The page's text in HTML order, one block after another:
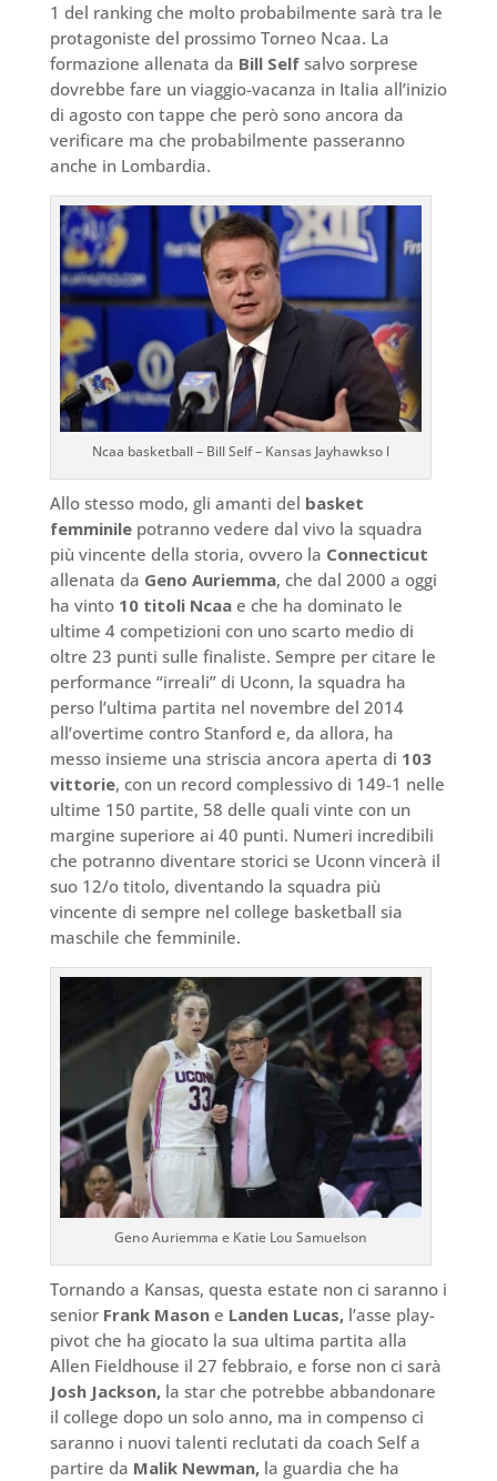
1 del ranking che molto probabilmente sarà tra le
protagoniste del prossimo Torneo Ncaa. La
formazione allenata da Bill Selfsalvo sorprese
dovrebbe fare un viaggio-vacanza in Italia all’inizio
di agosto con tappe che però sono ancora da
verificare ma che probabilmente passeranno
anche in Lombardia.
Ncaa basketball – Bill Self – Kansas Jayhawkso l
Allo stesso modo, gli amanti del basket
femminilepotranno vedere dal vivo la squadra
più vincente della storia, ovvero la Connecticut
allenata da Geno Auriemma, che dal 2000 a oggi
ha vinto 10 titoli Ncaae che ha dominato le
ultime 4 competizioni con uno scarto medio di
oltre 23 punti sulle finaliste. Sempre per citare le
performance “irreali” di Uconn, la squadra ha
perso l’ultima partita nel novembre del 2014
all’overtime contro Stanford e, da allora, ha
messo insieme una striscia ancora aperta di 103
vittorie, con un record complessivo di 149-1 nelle
ultime 150 partite, 58 delle quali vinte con un
margine superiore ai 40 punti. Numeri incredibili
che potranno diventare storici se Uconn vincerà il
suo 12/o titolo, diventando la squadra più
vincente di sempre nel college basketball sia
maschile che femminile.
Geno Auriemma e Katie Lou Samuelson
Tornando a Kansas, questa estate non ci saranno i
senior Frank Masone Landen Lucas,l’asse play-
pivot che ha giocato la sua ultima partita alla
Allen Fieldhouse il 27 febbraio, e forse non ci sarà
Josh Jackson,la star che potrebbe abbandonare
il college dopo un solo anno, ma in compenso ci
saranno i nuovi talenti reclutati da coach Self a
partire da Malik Newman,la guardia che ha